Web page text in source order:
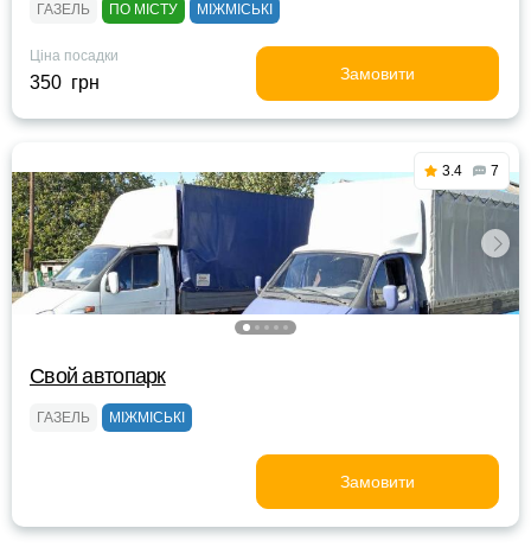
ГАЗЕЛЬ ПО МІСТУ МІЖМІСЬКІ
Ціна посадки
350 грн Замовити
3.4 7
Свой автопарк
ГАЗЕЛЬ МІЖМІСЬКІ
Замовити